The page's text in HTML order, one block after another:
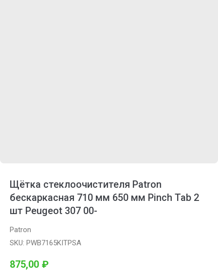
Щётка стеклоочистителя Patron
бескаркасная 710 мм 650 мм Pinch Tab 2
шт Peugeot 307 00-
Patron
SKU: PWB7165KITPSA
875,00 ₽